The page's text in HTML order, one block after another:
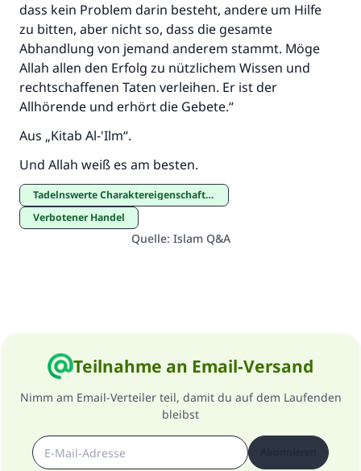
dass kein Problem darin besteht, andere um Hilfe
zu bitten, aber nicht so, dass die gesamte
Abhandlung von jemand anderem stammt. Möge
Allah allen den Erfolg zu nützlichem Wissen und
rechtschaffenen Taten verleihen. Er ist der
Allhörende und erhört die Gebete.“
Aus „Kitab Al-'Ilm“.
Und Allah weiß es am besten.
Tadelnswerte Charaktereigenschaften
Verbotener Handel
Quelle: Islam Q&A
Teilnahme an Email-Versand
Nimm am Email-Verteiler teil, damit du auf dem Laufenden
bleibst